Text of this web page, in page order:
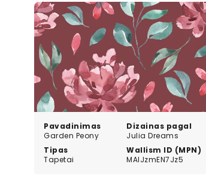
Pavadinimas
Garden Peony
Dizainas pagal
Julia Dreams
Tipas
Tapetai
Wallism ID (MPN)
MAlJzmEN7Jz5